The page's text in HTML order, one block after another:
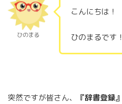
ひのまる
こんにちは！
ひのまるです！
突然ですが皆さん、 『辞書登録』